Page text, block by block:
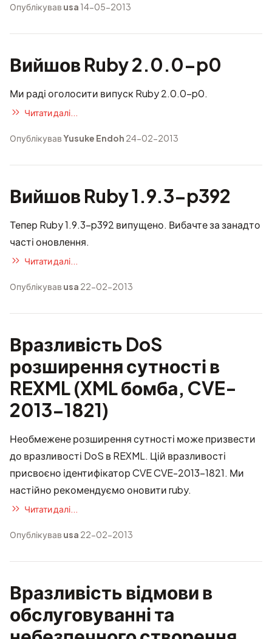
Опублікував usa 14-05-2013
Вийшов Ruby 2.0.0-p0
Ми раді оголосити випуск Ruby 2.0.0-p0.
Читати далі...
ОпублікувавYusuke Endoh 24-02-2013
Вийшов Ruby 1.9.3-p392
Тепер Ruby 1.9.3-p392 випущено. Вибачте за занадто
часті оновлення.
Читати далі...
Опублікував usa 22-02-2013
Вразливість DoS
розширення сутності в
REXML (XML бомба, CVE-
2013-1821)
Необмежене розширення сутності може призвести
до вразливості DoS в REXML. Цій вразливості
присвоєно ідентифікатор CVE CVE-2013-1821. Ми
настійно рекомендуємо оновити ruby.
Читати далі...
Опублікував usa 22-02-2013
Вразливість відмови в
обслуговуванні та